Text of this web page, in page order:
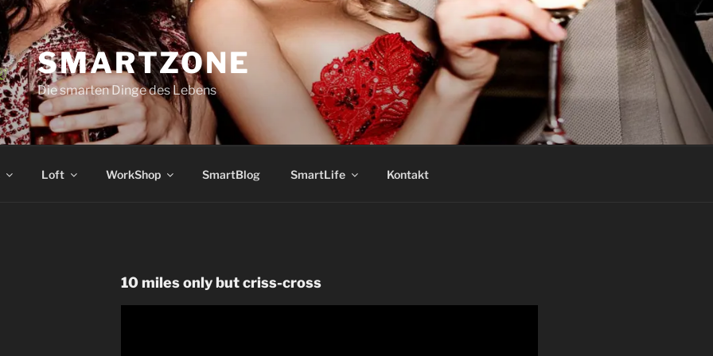
SMARTZONE
Die smarten Dinge des Lebens
Loft WorkShop SmartBlog SmartLife Kontakt
10 miles only but criss-cross